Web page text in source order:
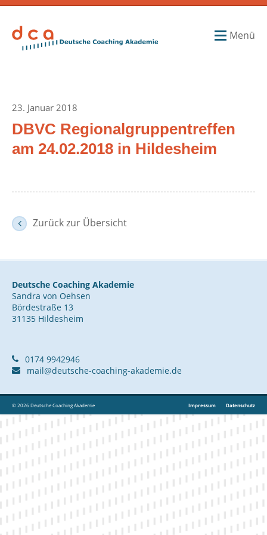
Menü
23. Januar 2018
DBVC Regionalgruppentreffen
am 24.02.2018 in Hildesheim
Zurück zur Übersicht
Deutsche Coaching Akademie
Sandra von Oehsen
Bördestraße 13
31135 Hildesheim
0174 9942946
mail@deutsche-coaching-akademie.de
© 2026 Deutsche Coaching Akademie Impressum Datenschutz